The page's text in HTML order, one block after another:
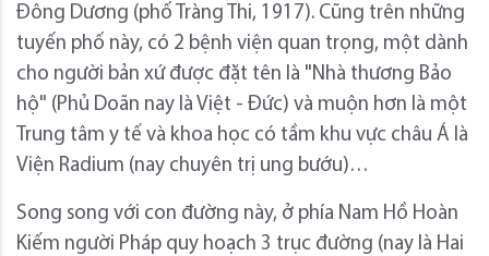
Đông Dương (phố Tràng Thi, 1917). Cũng trên những
tuyến phố này, có 2 bệnh viện quan trọng, một dành
cho người bản xứ được đặt tên là "Nhà thương Bảo
hộ" (Phủ Doãn nay là Việt - Đức) và muộn hơn là một
Trung tâm y tế và khoa học có tầm khu vực châu Á là
Viện Radium (nay chuyên trị ung bướu)…
Song song với con đường này, ở phía Nam Hồ Hoàn
Kiếm người Pháp quy hoạch 3 trục đường (nay là Hai